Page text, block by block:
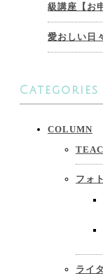
級講座【お
愛おしい日
Categories
COLUMN
フォ
ライ